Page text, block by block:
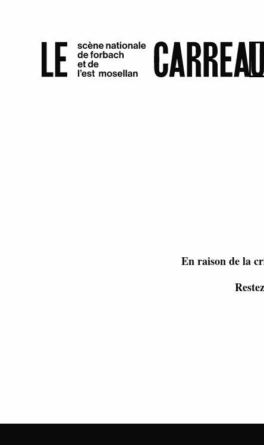
En raison de la